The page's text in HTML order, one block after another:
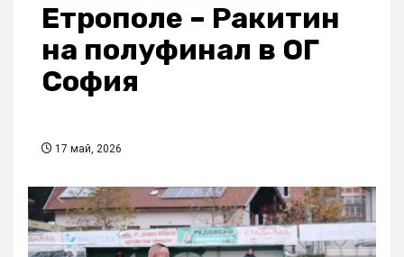
Етрополе – Ракитин
на полуфинал в ОГ
София
17 май, 2026